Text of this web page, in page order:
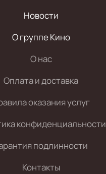
Новости
О группе Кино
О нас
Оплата и доставка
оказания услуг
конфиденциальности
подлинности
Контакты